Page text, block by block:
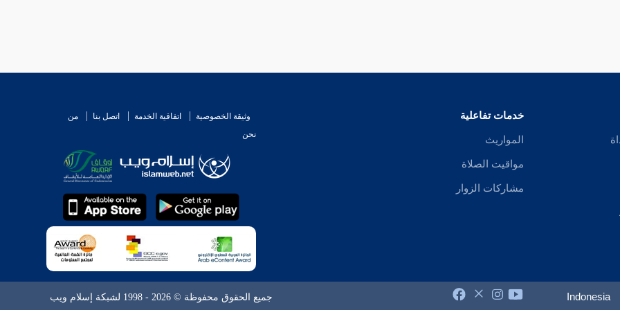
خدمات تفاعلية
المواريث
مواقيت الصلاة
مشاركات الزوار
وثيقة الخصوصية اتفاقية الخدمة اتصل بنا
من
نحن
Indonesia جميع الحقوق محفوظة © 2026 - 1998 لشبكة إسلام ويب